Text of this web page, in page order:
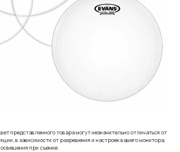
представленного товара могут незначительно отличаться от
в зависимости от разрешения и настроек вашего монитора,
при съемке.